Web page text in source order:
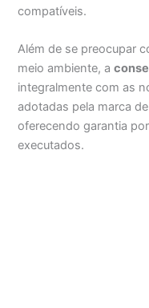
compatíveis.
Além de se preocupar
meio ambiente, a
integralmente com as
adotadas pela marca
oferecendo garantia
executados.